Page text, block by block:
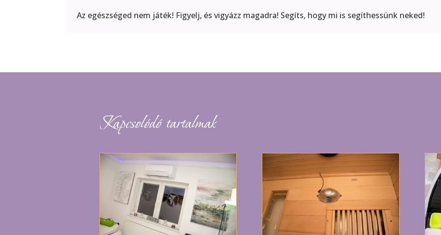
Az egészséged nem játék! Figyelj, és vigyázz magadra! Segíts, hogy mi is segíthessünk neked!
Kapcsolódó tartalmak